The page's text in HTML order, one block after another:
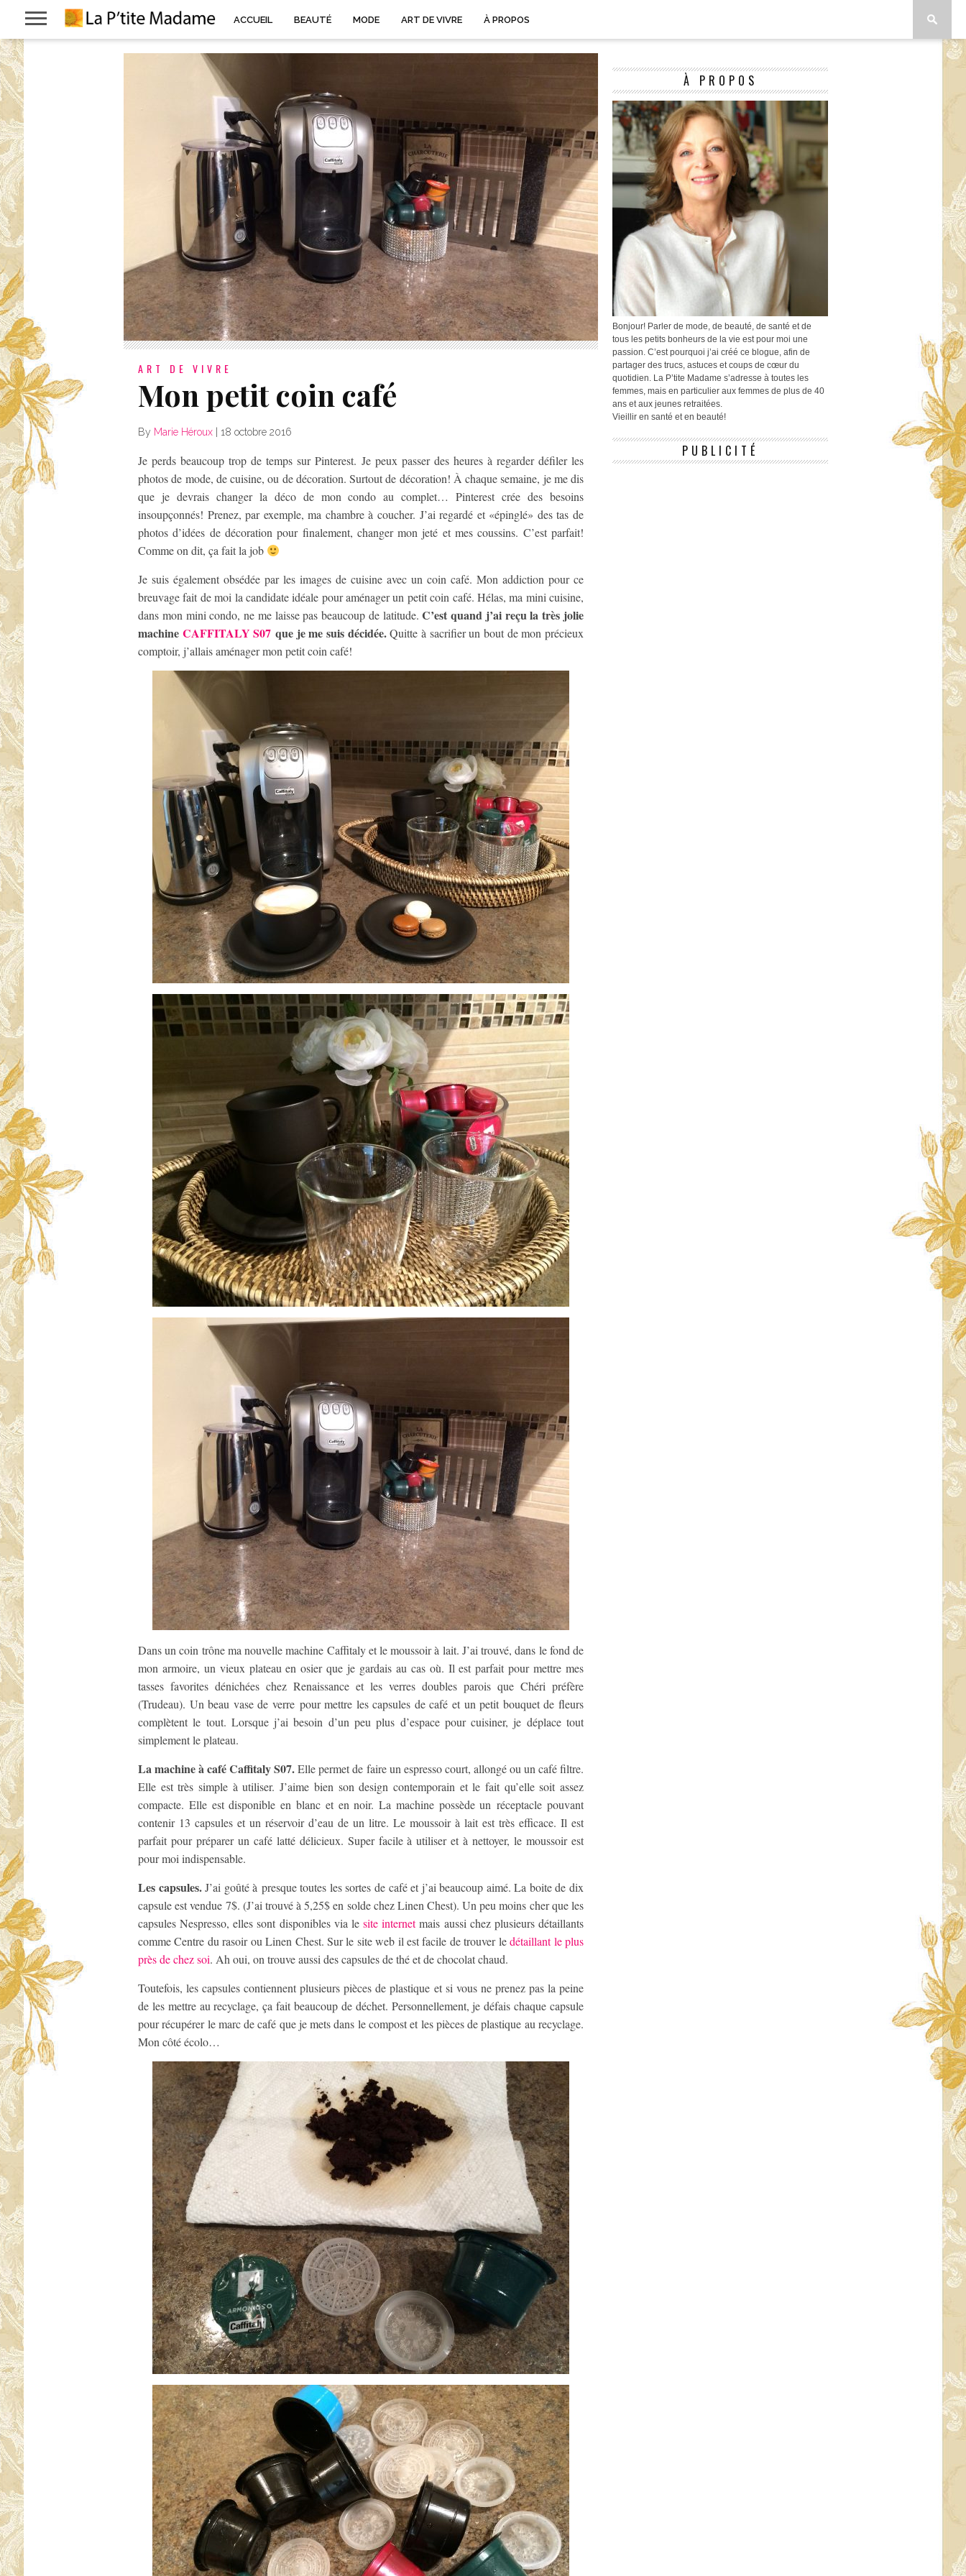
ACCUEIL BEAUTÉ MODE ART DE VIVRE À PROPOS
ART DE VIVRE
Mon petit coin café
By Marie Héroux 18 octobre 2016
Je perds beaucoup trop de temps sur Pinterest. Je peux passer des heures à regarder défiler les
photos de mode, de cuisine, ou de décoration. Surtout de décoration! À chaque semaine, je me dis
que je devrais changer la déco de mon condo au complet… Pinterest crée des besoins
insoupçonnés! Prenez, par exemple, ma chambre à coucher. J’ai regardé et «épinglé» des tas de
photos d’idées de décoration pour finalement, changer mon jeté et mes coussins. C’est parfait!
Comme on dit, ça fait la job
Je suis également obsédée par les images de cuisine avec un coin café. Mon addiction pour ce
breuvage fait de moi la candidate idéale pour aménager un petit coin café. Hélas, ma mini cuisine,
dans mon mini condo, ne me laisse pas beaucoup de latitude.C’est quand j’ai reçu la très jolie
machine CAFFITALY S07 que je me suis décidée.Quitte à sacrifier un bout de mon précieux
comptoir, j’allais aménager mon petit coin café!
Dans un coin trône ma nouvelle machine Caffitaly et le moussoir à lait. J’ai trouvé, dans le fond de
mon armoire, un vieux plateau en osier que je gardais au cas où. Il est parfait pour mettre mes
tasses favorites dénichées chez Renaissance et les verres doubles parois que Chéri préfère
(Trudeau). Un beau vase de verre pour mettre les capsules de café et un petit bouquet de fleurs
complètent le tout. Lorsque j’ai besoin d’un peu plus d’espace pour cuisiner, je déplace tout
simplement le plateau.
La machine à café Caffitaly S07.Elle permet de faire un espresso court, allongé ou un café filtre.
Elle est très simple à utiliser. J’aime bien son design contemporain et le fait qu’elle soit assez
compacte. Elle est disponible en blanc et en noir. La machine possède un réceptacle pouvant
contenir 13 capsules et un réservoir d’eau de un litre. Le moussoir à lait est très efficace. Il est
parfait pour préparer un café latté délicieux. Super facile à utiliser et à nettoyer, le moussoir est
pour moi indispensable.
Les capsules.J’ai goûté à presque toutes les sortes de café et j’ai beaucoup aimé. La boite de dix
capsule est vendue 7$. (J’ai trouvé à 5,25$ en solde chez Linen Chest). Un peu moins cher que les
capsules Nespresso, elles sont disponibles via lesite internetmais aussi chez plusieurs détaillants
comme Centre du rasoir ou Linen Chest. Sur le site web il est facile de trouver ledétaillant le plus
près de chez soi. Ah oui, on trouve aussi des capsules de thé et de chocolat chaud.
Toutefois, les capsules contiennent plusieurs pièces de plastique et si vous ne prenez pas la peine
de les mettre au recyclage, ça fait beaucoup de déchet. Personnellement, je défais chaque capsule
pour récupérer le marc de café que je mets dans le compost et les pièces de plastique au recyclage.
Mon côté écolo…
À PROPOS
Bonjour! Parler de mode, de beauté, de santé et de
tous les petits bonheurs de la vie est pour moi une
passion. C’est pourquoi j’ai créé ce blogue, afin de
partager des trucs, astuces et coups de cœur du
quotidien. La P’tite Madame s’adresse à toutes les
femmes, mais en particulier aux femmes de plus de 40
ans et aux jeunes retraitées.
Vieillir en santé et en beauté!
PUBLICITÉ